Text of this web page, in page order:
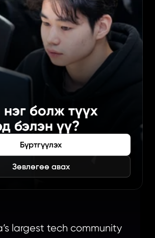
болж түүх
бэлэн үү?
Бүртгүүлэх
Зөвлөгөө авах
largest tech community